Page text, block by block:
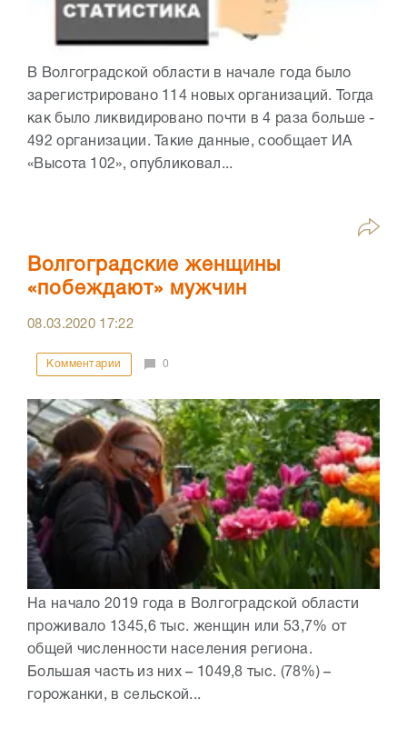
В Волгоградской области в начале года было
зарегистрировано 114 новых организаций. Тогда
как было ликвидировано почти в 4 раза больше -
492 организации. Такие данные, сообщает ИА
«Высота 102», опубликовал...
Волгоградские женщины
«побеждают» мужчин
08.03.2020 17:22
Комментарии 0
На начало 2019 года в Волгоградской области
проживало 1345,6 тыс. женщин или 53,7% от
общей численности населения региона.
Большая часть из них – 1049,8 тыс. (78%) –
горожанки, в сельской...